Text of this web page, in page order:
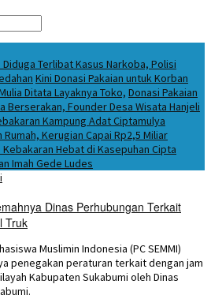
Terlibat Kasus Narkoba, Polisi
Kini Donasi Pakaian untuk Korban
Ditata Layaknya Toko, Donasi Pakaian
Berserakan, Founder Desa Wisata Hanjeli
Kampung Adat Ciptamulya
Kerugian Capai Rp2,5 Miliar
Hebat di Kasepuhan Cipta
Imah Gede Ludes
Dinas Perhubungan Terkait
Truk
Muslimin Indonesia (PC SEMMI)
penegakan peraturan terkait dengan jam
Kabupaten Sukabumi oleh Dinas